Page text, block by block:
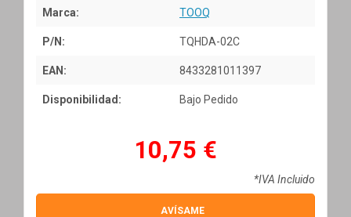
Marca: TOOQ
P/N: TQHDA-02C
EAN: 8433281011397
Disponibilidad: Bajo Pedido
10,75 €
*IVA Incluido
AVÍSAME